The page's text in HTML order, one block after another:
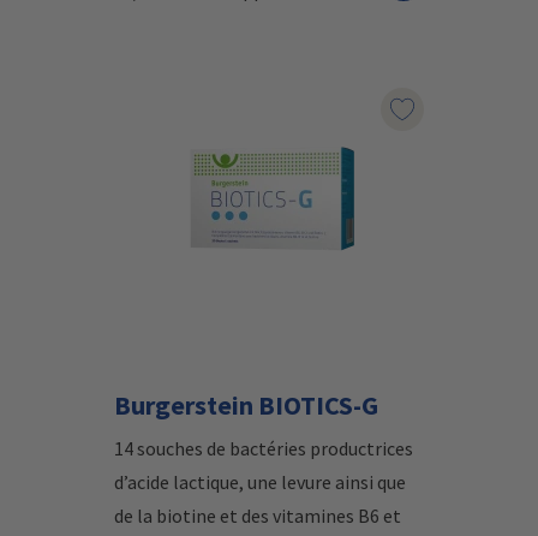
Marqueur le
Burgerstein BIOTICS-G
14 souches de bactéries productrices
d’acide lactique, une levure ainsi que
de la biotine et des vitamines B6 et